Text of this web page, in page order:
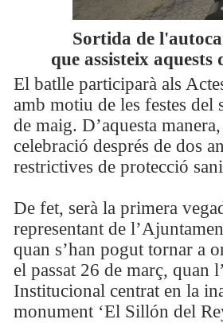
Sortida de
que assisteix
El batlle participarà als
amb motiu de les festes del
de maig. D’aquesta
celebració després de dos
restrictives de protecció
De fet, serà la primera
representant de
quan s’han pogut tornar a
el passat 26 de març, quan
Institucional centrat en la
monument ‘El Sillón del